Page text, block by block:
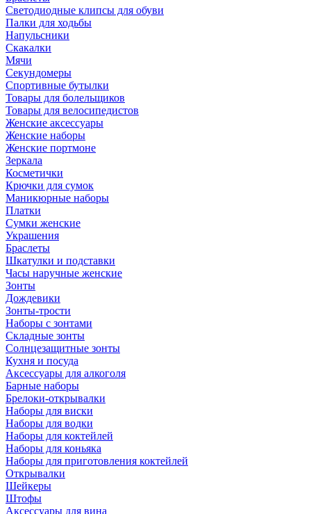
Светодиодные клипсы для обуви
Палки для ходьбы
Напульсники
Скакалки
Мячи
Секундомеры
Спортивные бутылки
Товары для болельщиков
Товары для велосипедистов
Женские аксессуары
Женские наборы
Женские портмоне
Зеркала
Косметички
Крючки для сумок
Маникюрные наборы
Платки
Сумки женские
Украшения
Браслеты
Шкатулки и подставки
Часы наручные женские
Зонты
Дождевики
Зонты-трости
Наборы с зонтами
Складные зонты
Солнцезащитные зонты
Кухня и посуда
Аксессуары для алкоголя
Барные наборы
Брелоки-открывалки
Наборы для виски
Наборы для водки
Наборы для коктейлей
Наборы для коньяка
Наборы для приготовления коктейлей
Открывалки
Шейкеры
Штофы
Аксессуары для вина